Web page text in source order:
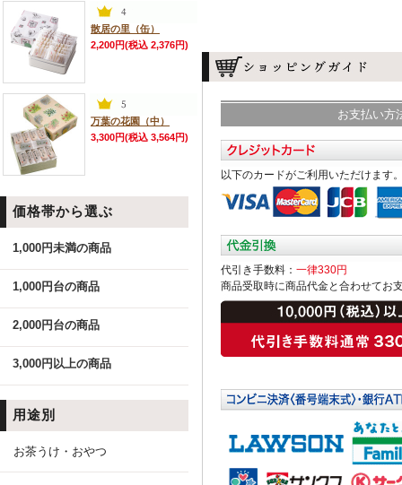
散居の里（缶）
2,200円(税込 2,376円)
万葉の花園（中）
3,300円(税込 3,564円)
価格帯から選ぶ
1,000円未満の商品
1,000円台の商品
2,000円台の商品
3,000円以上の商品
用途別
お茶うけ・おやつ
お支払い方
以下のカードがご利用いただけます
代引き手数料： 一律330円
商品受取時に商品代金と合わせてお